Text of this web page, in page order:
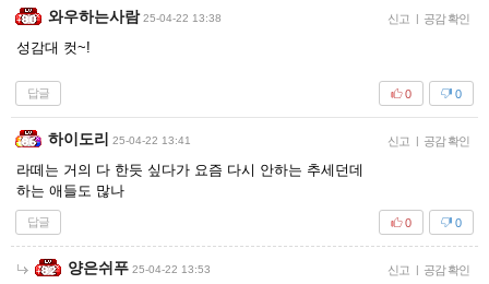
와우하는사람 25-04-22 13:38 신고 | 공감 확인
성감대 컷~!
답글 0
0
하이도리 25-04-22 13:41 신고 | 공감 확인
라떼는 거의 다 한듯 싶다가 요즘 다시 안하는 추세던데
하는 애들도 많나
답글 0
0
양은쉬푸 25-04-22 13:53 신고 | 공감 확인